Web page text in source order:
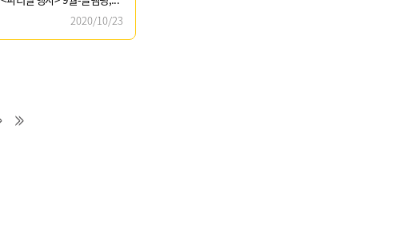
2020/10/23